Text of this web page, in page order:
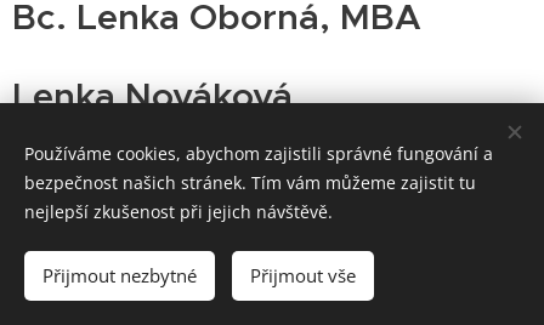
Bc. Lenka Oborná, MBA
Lenka Nováková
Cookies
Používáme cookies, abychom zajistili správné fungování a
bezpečnost našich stránek. Tím vám můžeme zajistit tu
nejlepší zkušenost při jejich návštěvě.
Přijmout nezbytné Přijmout vše